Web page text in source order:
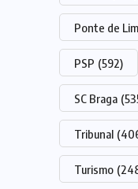
Ponte de
PSP (592)
SC Braga
Tribunal
Turismo